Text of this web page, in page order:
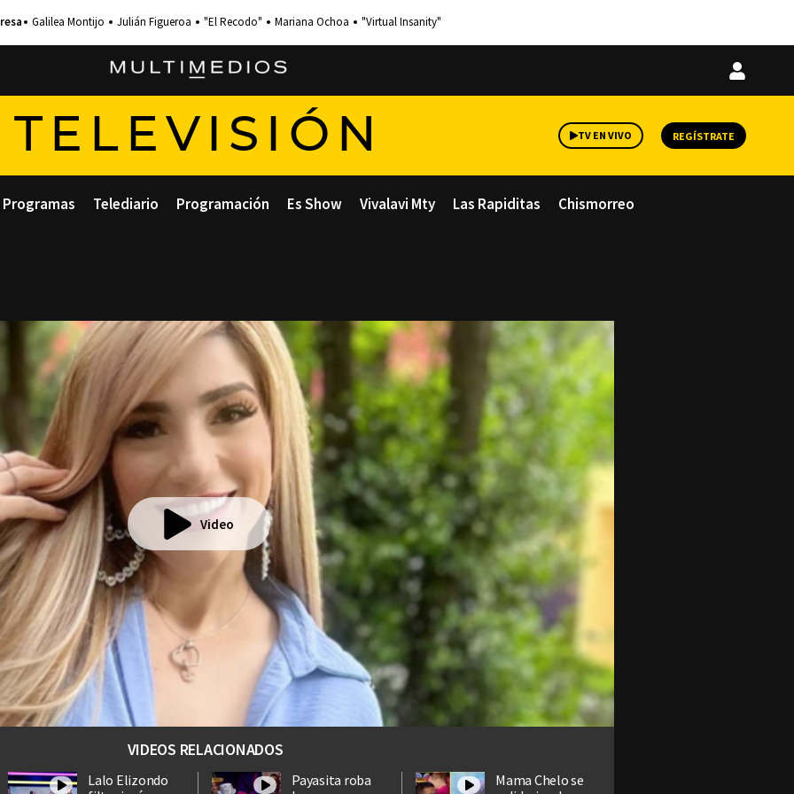
Galilea Montijo Julián Figueroa "El Recodo" Mariana Ochoa "Virtual Insanity"
Iniciar
TELEVISIÓN TV EN VIVO REGÍSTRATE
Programas Telediario Programación Es Show Vivalavi Mty Las Rapiditas Chismorreo
Video
VIDEOS RELACIONADOS
Lalo Elizondo
Payasita roba
Mama Chelo se